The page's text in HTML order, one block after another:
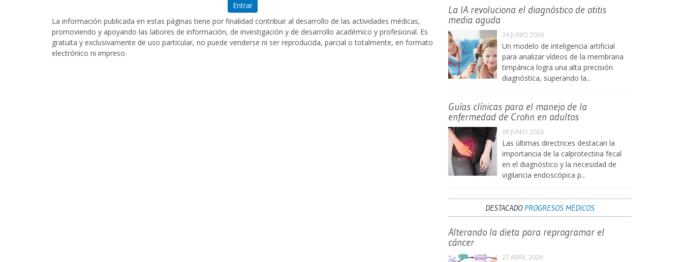
Entrar
La información publicada en estas páginas tiene por finalidad contribuir al desarrollo de las actividades médicas,
promoviendo y apoyando las labores de información, de investigación y de desarrollo académico y profesional. Es
gratuita y exclusivamente de uso particular, no puede venderse ni ser reproducida, parcial o totalmente, en formato
electrónico ni impreso.
La IA revoluciona el diagnóstico de otitis
media aguda
24 JUNIO 2026
Un modelo de inteligencia artificial
para analizar vídeos de la membrana
timpánica logra una alta precisión
diagnóstica, superando la...
Guías clínicas para el manejo de la
enfermedad de Crohn en adultos
08 JUNIO 2026
Las últimas directrices destacan la
importancia de la calprotectina fecal
en el diagnóstico y la necesidad de
vigilancia endoscópica p...
DESTACADO PROGRESOS MÉDICOS
Alterando la dieta para reprogramar el
cáncer
27 ABRIL 2026